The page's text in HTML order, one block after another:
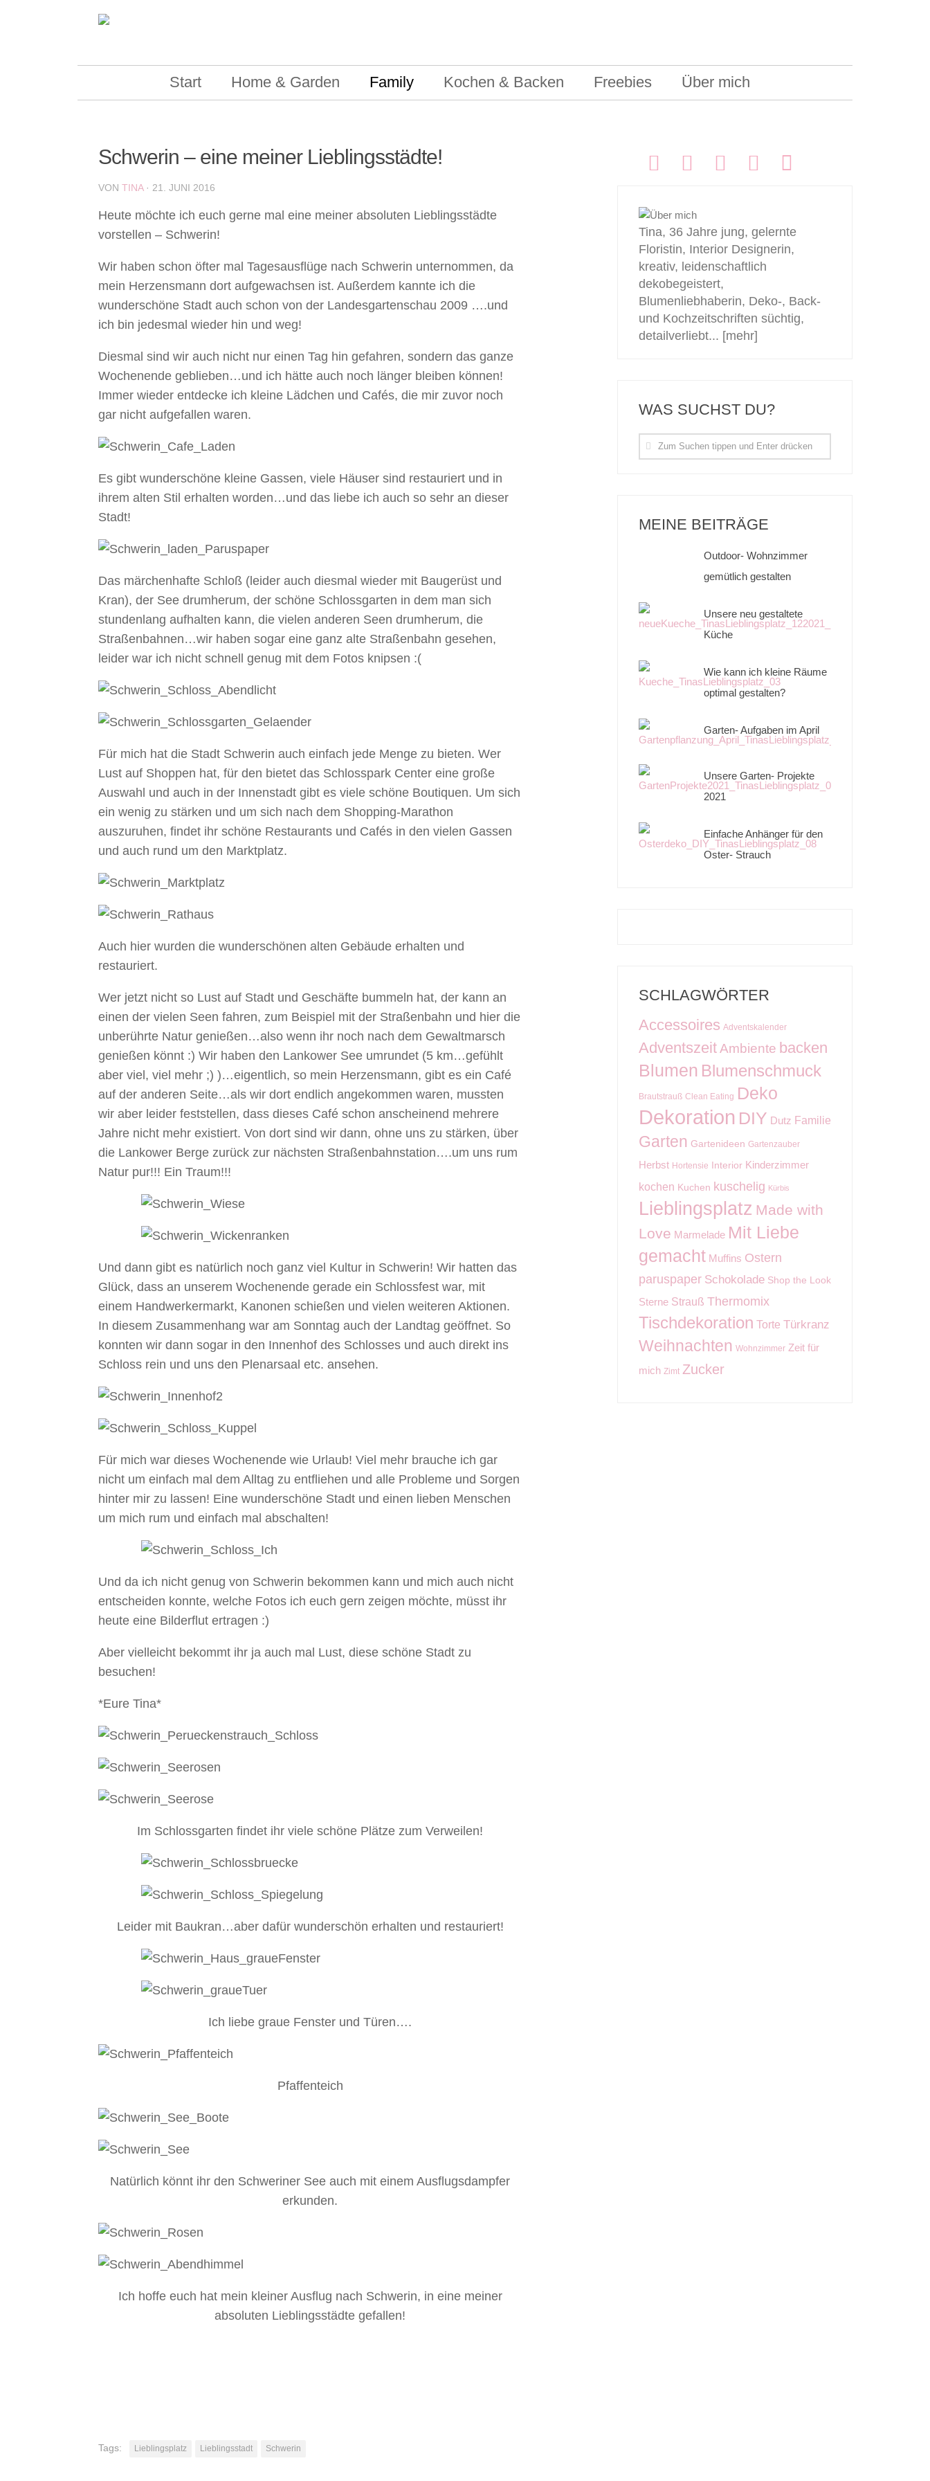
Start Home & Garden Family Kochen & Backen Freebies Über mich
Schwerin – eine meiner Lieblingsstädte!
VON TINA · 21. JUNI 2016
Heute möchte ich euch gerne mal eine meiner absoluten Lieblingsstädte
vorstellen – Schwerin!
Wir haben schon öfter mal Tagesausflüge nach Schwerin unternommen, da
mein Herzensmann dort aufgewachsen ist. Außerdem kannte ich die
wunderschöne Stadt auch schon von der Landesgartenschau 2009 ….und
ich bin jedesmal wieder hin und weg!
Diesmal sind wir auch nicht nur einen Tag hin gefahren, sondern das ganze
Wochenende geblieben…und ich hätte auch noch länger bleiben können!
Immer wieder entdecke ich kleine Lädchen und Cafés, die mir zuvor noch
gar nicht aufgefallen waren.
Es gibt wunderschöne kleine Gassen, viele Häuser sind restauriert und in
ihrem alten Stil erhalten worden…und das liebe ich auch so sehr an dieser
Stadt!
Das märchenhafte Schloß (leider auch diesmal wieder mit Baugerüst und
Kran), der See drumherum, der schöne Schlossgarten in dem man sich
stundenlang aufhalten kann, die vielen anderen Seen drumherum, die
Straßenbahnen…wir haben sogar eine ganz alte Straßenbahn gesehen,
leider war ich nicht schnell genug mit dem Fotos knipsen :(
Für mich hat die Stadt Schwerin auch einfach jede Menge zu bieten. Wer
Lust auf Shoppen hat, für den bietet das Schlosspark Center eine große
Auswahl und auch in der Innenstadt gibt es viele schöne Boutiquen. Um sich
ein wenig zu stärken und um sich nach dem Shopping-Marathon
auszuruhen, findet ihr schöne Restaurants und Cafés in den vielen Gassen
und auch rund um den Marktplatz.
Auch hier wurden die wunderschönen alten Gebäude erhalten und
restauriert.
Wer jetzt nicht so Lust auf Stadt und Geschäfte bummeln hat, der kann an
einen der vielen Seen fahren, zum Beispiel mit der Straßenbahn und hier die
unberührte Natur genießen…also wenn ihr noch nach dem Gewaltmarsch
genießen könnt :) Wir haben den Lankower See umrundet (5 km…gefühlt
aber viel, viel mehr ;) )…eigentlich, so mein Herzensmann, gibt es ein Café
auf der anderen Seite…als wir dort endlich angekommen waren, mussten
wir aber leider feststellen, dass dieses Café schon anscheinend mehrere
Jahre nicht mehr existiert. Von dort sind wir dann, ohne uns zu stärken, über
die Lankower Berge zurück zur nächsten Straßenbahnstation….um uns rum
Natur pur!!! Ein Traum!!!
Und dann gibt es natürlich noch ganz viel Kultur in Schwerin! Wir hatten das
Glück, dass an unserem Wochenende gerade ein Schlossfest war, mit
einem Handwerkermarkt, Kanonen schießen und vielen weiteren Aktionen.
In diesem Zusammenhang war am Sonntag auch der Landtag geöffnet. So
konnten wir dann sogar in den Innenhof des Schlosses und auch direkt ins
Schloss rein und uns den Plenarsaal etc. ansehen.
Für mich war dieses Wochenende wie Urlaub! Viel mehr brauche ich gar
nicht um einfach mal dem Alltag zu entfliehen und alle Probleme und Sorgen
hinter mir zu lassen! Eine wunderschöne Stadt und einen lieben Menschen
um mich rum und einfach mal abschalten!
Und da ich nicht genug von Schwerin bekommen kann und mich auch nicht
entscheiden konnte, welche Fotos ich euch gern zeigen möchte, müsst ihr
heute eine Bilderflut ertragen :)
Aber vielleicht bekommt ihr ja auch mal Lust, diese schöne Stadt zu
besuchen!
*Eure Tina*
Im Schlossgarten findet ihr viele schöne Plätze zum Verweilen!
Leider mit Baukran…aber dafür wunderschön erhalten und restauriert!
Ich liebe graue Fenster und Türen….
Pfaffenteich
Natürlich könnt ihr den Schweriner See auch mit einem Ausflugsdampfer
erkunden.
Ich hoffe euch hat mein kleiner Ausflug nach Schwerin, in eine meiner
absoluten Lieblingsstädte gefallen!
Tags: Lieblingsplatz Lieblingsstadt Schwerin
Tina, 36 Jahre jung, gelernte
Floristin, Interior Designerin,
kreativ, leidenschaftlich
dekobegeistert,
Blumenliebhaberin, Deko-, Back-
und Kochzeitschriften süchtig,
detailverliebt... [mehr]
WAS SUCHST DU?
MEINE BEITRÄGE
Outdoor- Wohnzimmer
gemütlich gestalten
Unsere neu gestaltete
Küche
Wie kann ich kleine Räume
optimal gestalten?
Garten- Aufgaben im April
Unsere Garten- Projekte
2021
Einfache Anhänger für den
Oster- Strauch
SCHLAGWÖRTER
Accessoires Adventskalender
AdventszeitAmbiente backen
Blumen Blumenschmuck
Brautstrauß Clean Eating Deko
Dekoration DIY Dutz Familie
Garten Gartenideen Gartenzauber
Herbst Hortensie Interior Kinderzimmer
kochen Kuchen kuschelig Kürbis
Lieblingsplatz Made with
Love Marmelade Mit Liebe
gemacht Muffins Ostern
paruspaper Schokolade Shop the Look
Sterne Strauß Thermomix
Tischdekoration Torte Türkranz
Weihnachten Wohnzimmer Zeit für
mich Zimt Zucker